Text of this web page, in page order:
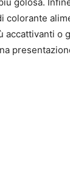
colorante
accattivanti o